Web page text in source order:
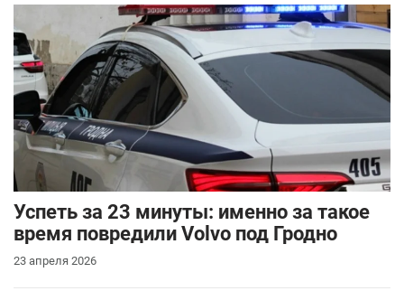
Успеть за 23 минуты: именно за такое
время повредили Volvo под Гродно
23 апреля 2026